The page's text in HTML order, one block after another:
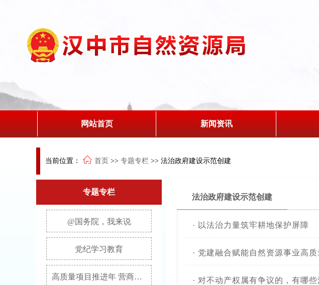
网站首页 新闻资讯
当前位置： 首页 >> 专题专栏 >> 法治政府建设示范创建
专题专栏
@国务院，我来说
党纪学习教育
高质量项目推进年 营商环境突破年 干部作风能力提升年
法治政府建设示范创建
· 以法治力量筑牢耕地保护屏障
· 党建融合赋能自然资源事业高质
· 对不动产权属有争议的，有哪些